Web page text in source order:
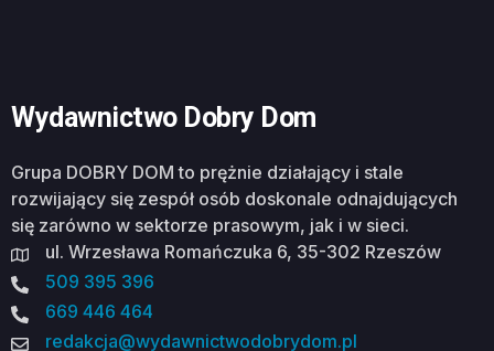
Wydawnictwo Dobry Dom
Grupa DOBRY DOM to prężnie działający i stale
rozwijający się zespół osób doskonale odnajdujących
się zarówno w sektorze prasowym, jak i w sieci.
ul. Wrzesława Romańczuka 6, 35-302 Rzeszów
509 395 396
669 446 464
redakcja@wydawnictwodobrydom.pl